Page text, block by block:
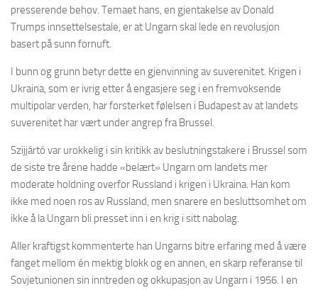
presserende behov. Temaet hans, en gjentakelse av Donald
Trumps innsettelsestale, er at Ungarn skal lede en revolusjon
basert på sunn fornuft.
I bunn og grunn betyr dette en gjenvinning av suverenitet. Krigen i
Ukraina, som er ivrig etter å engasjere seg i en fremvoksende
multipolar verden, har forsterket følelsen i Budapest av at landets
suverenitet har vært under angrep fra Brussel.
Szijjártó var urokkelig i sin kritikk av beslutningstakere i Brussel som
de siste tre årene hadde «belært» Ungarn om landets mer
moderate holdning overfor Russland i krigen i Ukraina. Han kom
ikke med noen ros av Russland, men snarere en besluttsomhet om
ikke å la Ungarn bli presset inn i en krig i sitt nabolag.
Aller kraftigst kommenterte han Ungarns bitre erfaring med å være
fanget mellom én mektig blokk og en annen, en skarp referanse til
Sovjetunionen sin inntreden og okkupasjon av Ungarn i 1956. I en